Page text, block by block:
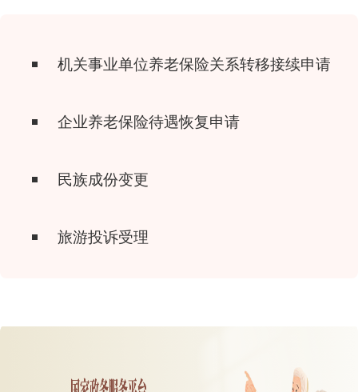
机关事业单位养老保险关系转移接续申请
企业养老保险待遇恢复申请
民族成份变更
旅游投诉受理